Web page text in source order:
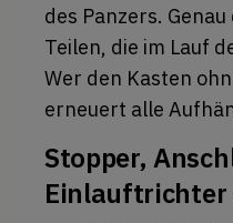
des Panzers.
Teilen, die im Lauf
Wer den Kasten
erneuert alle
Stopper,
Einlauftrichter